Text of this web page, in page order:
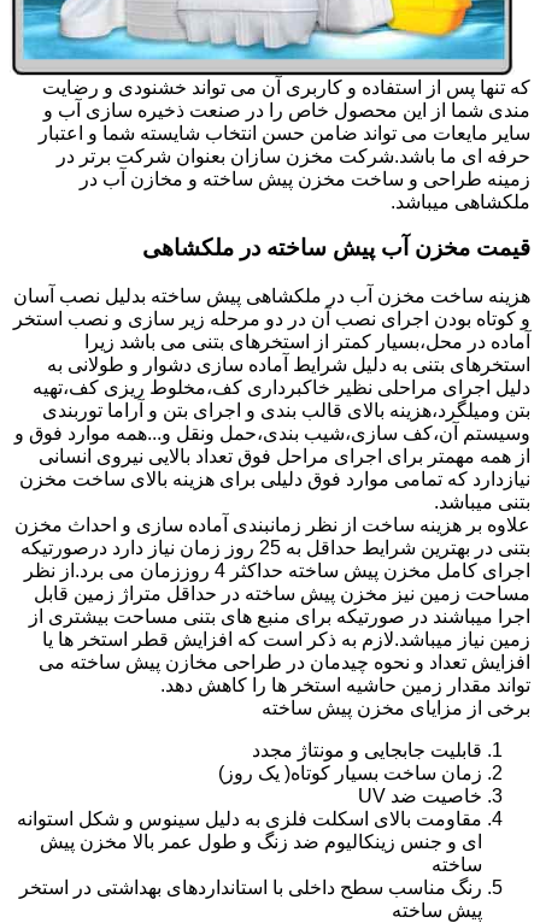
که تنها پس از استفاده و کاربری آن می تواند خشنودی و رضایت
مندی شما از این محصول خاص را در صنعت ذخیره سازی آب و
سایر مایعات می تواند ضامن حسن انتخاب شایسته شما و اعتبار
حرفه ای ما باشد.شرکت مخزن سازان بعنوان شرکت برتر در
زمینه طراحی و ساخت مخزن پیش ساخته و مخازن آب در
ملکشاهی میباشد.
قیمت مخزن آب پیش ساخته در ملکشاهی
هزینه ساخت مخزن آب در ملکشاهی پیش ساخته بدلیل نصب آسان
و کوتاه بودن اجرای نصب آن در دو مرحله زیر سازی و نصب استخر
آماده در محل،بسیار کمتر از استخرهای بتنی می باشد زیرا
استخرهای بتنی به دلیل شرایط آماده سازی دشوار و طولانی به
دلیل اجرای مراحلی نظیر خاکبرداری کف،مخلوط ریزی کف،تهیه
بتن ومیلگرد،هزینه بالای قالب بندی و اجرای بتن و آراما توربندی
وسیستم آن،کف سازی،شیب بندی،حمل ونقل و...همه موارد فوق و
از همه مهمتر برای اجرای مراحل فوق تعداد بالایی نیروی انسانی
نیازدارد که تمامی موارد فوق دلیلی برای هزینه بالای ساخت مخزن
بتنی میباشد.
علاوه بر هزینه ساخت از نظر زمانبندی آماده سازی و احداث مخزن
بتنی در بهترین شرایط حداقل به 25 روز زمان نیاز دارد درصورتیکه
اجرای کامل مخزن پیش ساخته حداکثر 4 روززمان می برد.از نظر
مساحت زمین نیز مخزن پیش ساخته در حداقل متراژ زمین قابل
اجرا میباشند در صورتیکه برای منبع های بتنی مساحت بیشتری از
زمین نیاز میباشد.لازم به ذکر است که افزایش قطر استخر ها یا
افزایش تعداد و نحوه چیدمان در طراحی مخازن پیش ساخته می
تواند مقدار زمین حاشیه استخر ها را کاهش دهد.
برخی از مزایای مخزن پیش ساخته
قابلیت جابجایی و مونتاژ مجدد
زمان ساخت بسیار کوتاه( یک روز)
خاصیت ضد UV
مقاومت بالای اسکلت فلزی به دلیل سینوس و شکل استوانه
ای و جنس زینکالیوم ضد زنگ و طول عمر بالا مخزن پیش
ساخته
رنگ مناسب سطح داخلی با استانداردهای بهداشتی در استخر
پیش ساخته